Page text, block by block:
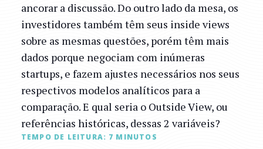
ancorar a discussão. Do outro lado da mesa, os
investidores também têm seus inside views
sobre as mesmas questões, porém têm mais
dados porque negociam com inúmeras
startups, e fazem ajustes necessários nos seus
respectivos modelos analíticos para a
comparação. E qual seria o Outside View, ou
referências históricas, dessas 2 variáveis?
TEMPO DE LEITURA: 7 MINUTOS